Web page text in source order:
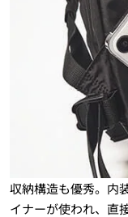
収納構造も優秀。内
イナーが使われ、直